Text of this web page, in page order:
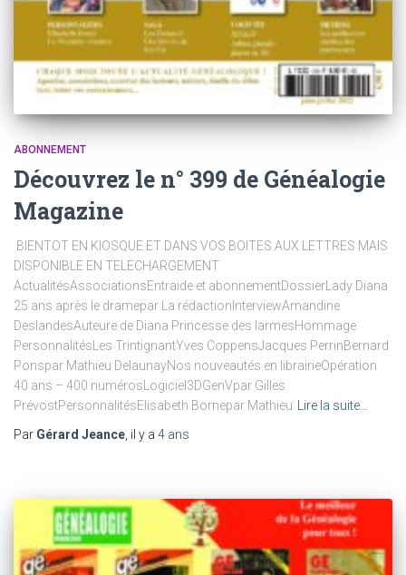
ABONNEMENT
Découvrez le n° 399 de Généalogie
Magazine
​ BIENTOT EN KIOSQUE ET DANS VOS BOITES AUX LETTRES MAIS
DISPONIBLE EN TELECHARGEMENT
ActualitésAssociationsEntraide et abonnementDossierLady Diana
25 ans après le dramepar La rédactionInterviewAmandine
DeslandesAuteure de Diana Princesse des larmesHommage
PersonnalitésLes TrintignantYves CoppensJacques PerrinBernard
Ponspar Mathieu DelaunayNos nouveautés en librairieOpération
40 ans – 400 numérosLogiciel3DGenVpar Gilles
PrévostPersonnalitésElisabeth Bornepar Mathieu
Lire la suite…
Par Gérard Jeance , il y a 4 ans